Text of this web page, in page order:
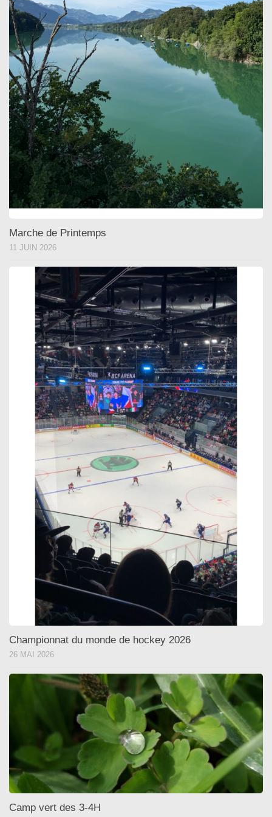
Marche de Printemps
11 JUIN 2026
Championnat du monde de hockey 2026
26 MAI 2026
Camp vert des 3-4H